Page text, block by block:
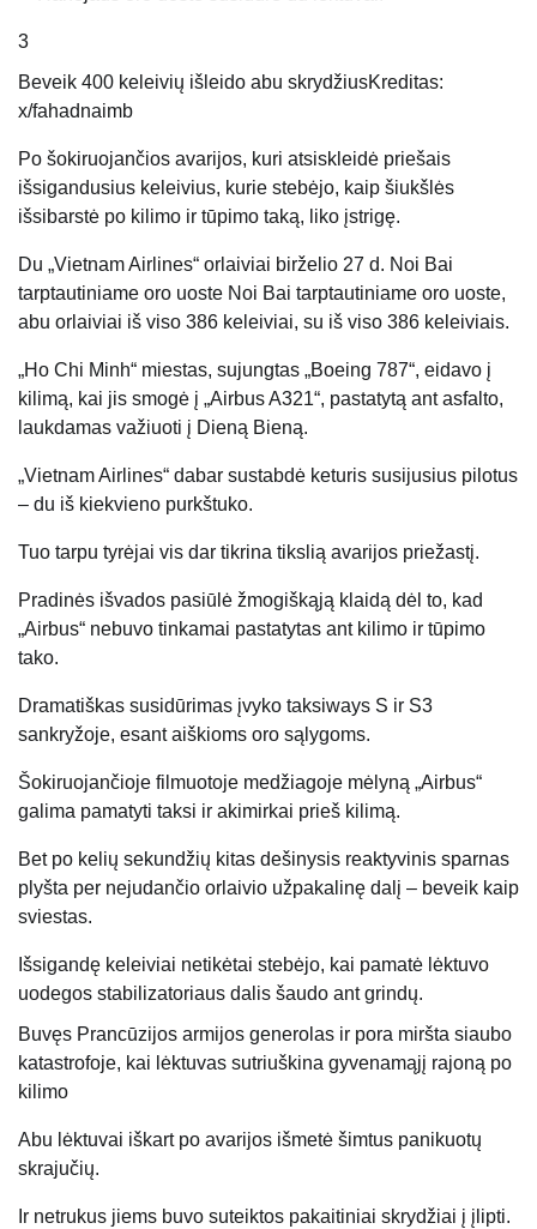
3
Beveik 400 keleivių išleido abu skrydžiusKreditas:
x/fahadnaimb
Po šokiruojančios avarijos, kuri atsiskleidė priešais
išsigandusius keleivius, kurie stebėjo, kaip šiukšlės
išsibarstė po kilimo ir tūpimo taką, liko įstrigę.
Du „Vietnam Airlines“ orlaiviai birželio 27 d. Noi Bai
tarptautiniame oro uoste Noi Bai tarptautiniame oro uoste,
abu orlaiviai iš viso 386 keleiviai, su iš viso 386 keleiviais.
„Ho Chi Minh“ miestas, sujungtas „Boeing 787“, eidavo į
kilimą, kai jis smogė į „Airbus A321“, pastatytą ant asfalto,
laukdamas važiuoti į Dieną Bieną.
„Vietnam Airlines“ dabar sustabdė keturis susijusius pilotus
– du iš kiekvieno purkštuko.
Tuo tarpu tyrėjai vis dar tikrina tikslią avarijos priežastį.
Pradinės išvados pasiūlė žmogiškąją klaidą dėl to, kad
„Airbus“ nebuvo tinkamai pastatytas ant kilimo ir tūpimo
tako.
Dramatiškas susidūrimas įvyko taksiways S ir S3
sankryžoje, esant aiškioms oro sąlygoms.
Šokiruojančioje filmuotoje medžiagoje mėlyną „Airbus“
galima pamatyti taksi ir akimirkai prieš kilimą.
Bet po kelių sekundžių kitas dešinysis reaktyvinis sparnas
plyšta per nejudančio orlaivio užpakalinę dalį – beveik kaip
sviestas.
Išsigandę keleiviai netikėtai stebėjo, kai pamatė lėktuvo
uodegos stabilizatoriaus dalis šaudo ant grindų.
Buvęs Prancūzijos armijos generolas ir pora miršta siaubo
katastrofoje, kai lėktuvas sutriuškina gyvenamąjį rajoną po
kilimo
Abu lėktuvai iškart po avarijos išmetė šimtus panikuotų
skrajučių.
Ir netrukus jiems buvo suteiktos pakaitiniai skrydžiai į įlipti.